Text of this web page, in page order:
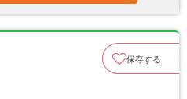
保存する